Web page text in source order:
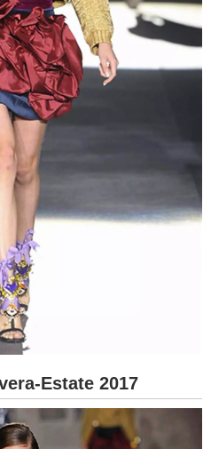
Estate 2017